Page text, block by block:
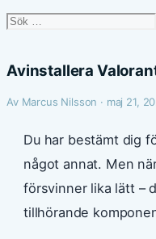
Sök
Avinstallera
Av Marcus Nilsson · maj 21,
Du har bestämt dig
något annat. Men
försvinner lika lätt –
tillhörande